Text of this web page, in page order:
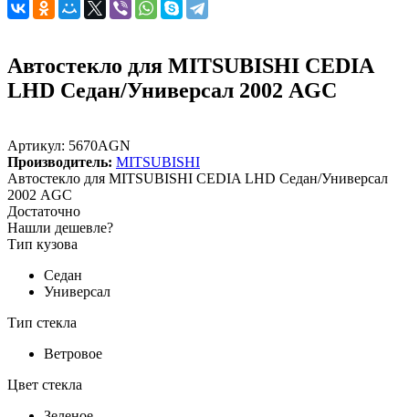
Автостекло для MITSUBISHI CEDIA
LHD Седан/Универсал 2002 AGC
Артикул: 5670AGN
Производитель: MITSUBISHI
Автостекло для MITSUBISHI CEDIA LHD Седан/Универсал
2002 AGC
Достаточно
Нашли дешевле?
Тип кузова
Седан
Универсал
Тип стекла
Ветровое
Цвет стекла